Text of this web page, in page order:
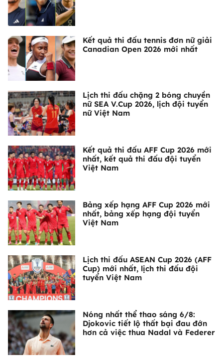
Kết quả thi đấu tennis đơn nữ giải
Canadian Open 2026 mới nhất
Lịch thi đấu chặng 2 bóng chuyền
nữ SEA V.Cup 2026, lịch đội tuyển
nữ Việt Nam
Kết quả thi đấu AFF Cup 2026 mới
nhất, kết quả thi đấu đội tuyển
Việt Nam
Bảng xếp hạng AFF Cup 2026 mới
nhất, bảng xếp hạng đội tuyển
Việt Nam
Lịch thi đấu ASEAN Cup 2026 (AFF
Cup) mới nhất, lịch thi đấu đội
tuyển Việt Nam
Nóng nhất thể thao sáng 6/8:
Djokovic tiết lộ thất bại đau đớn
hơn cả việc thua Nadal và Federer